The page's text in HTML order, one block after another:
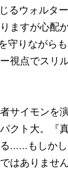
るウォルタ
ますが心配
守りながら
視点でスリ
サイモンを
クト大。『
......もしか
はありませ